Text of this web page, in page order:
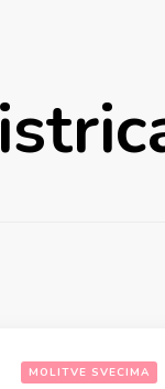
MOLITVE SVECIMA